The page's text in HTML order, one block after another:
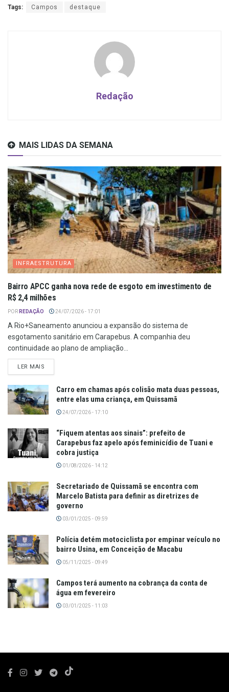
Tags: Campos destaque
Redação
MAIS LIDAS DA SEMANA
INFRAESTRUTURA
Bairro APCC ganha nova rede de esgoto em investimento de
R$ 2,4 milhões
POR REDAÇÃO 24/07/2026 - 17:01
A Rio+Saneamento anunciou a expansão do sistema de
esgotamento sanitário em Carapebus. A companhia deu
continuidade ao plano de ampliação...
LER MAIS
Carro em chamas após colisão mata duas pessoas,
entre elas uma criança, em Quissamã
24/07/2026 - 17:10
“Fiquem atentas aos sinais”: prefeito de
Carapebus faz apelo após feminicídio de Tuani e
cobra justiça
01/08/2026 - 14:12
Secretariado de Quissamã se encontra com
Marcelo Batista para definir as diretrizes de
governo
03/01/2025 - 09:59
Polícia detém motociclista por empinar veículo no
bairro Usina, em Conceição de Macabu
05/11/2025 - 09:49
Campos terá aumento na cobrança da conta de
água em fevereiro
03/01/2025 - 11:03